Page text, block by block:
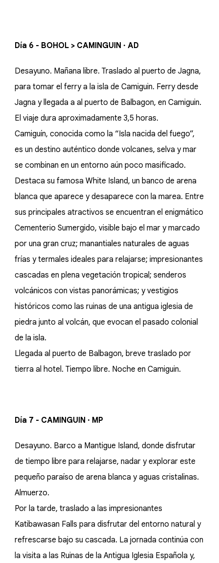
Día 6 - BOHOL > CAMINGUIN · AD
Desayuno. Mañana libre. Traslado al puerto de Jagna,
para tomar el ferry a la isla de Camiguin. Ferry desde
Jagna y llegada a al puerto de Balbagon, en Camiguin.
El viaje dura aproximadamente 3,5 horas.
Camiguín, conocida como la “Isla nacida del fuego”,
es un destino auténtico donde volcanes, selva y mar
se combinan en un entorno aún poco masificado.
Destaca su famosa White Island, un banco de arena
blanca que aparece y desaparece con la marea. Entre
sus principales atractivos se encuentran el enigmático
Cementerio Sumergido, visible bajo el mar y marcado
por una gran cruz; manantiales naturales de aguas
frías y termales ideales para relajarse; impresionantes
cascadas en plena vegetación tropical; senderos
volcánicos con vistas panorámicas; y vestigios
históricos como las ruinas de una antigua iglesia de
piedra junto al volcán, que evocan el pasado colonial
de la isla.
Llegada al puerto de Balbagon, breve traslado por
tierra al hotel. Tiempo libre. Noche en Camiguin.
Día 7 - CAMINGUIN · MP
Desayuno. Barco a Mantigue Island, donde disfrutar
de tiempo libre para relajarse, nadar y explorar este
pequeño paraíso de arena blanca y aguas cristalinas.
Almuerzo.
Por la tarde, traslado a las impresionantes
Katibawasan Falls para disfrutar del entorno natural y
refrescarse bajo su cascada. La jornada continúa con
la visita a las Ruinas de la Antigua Iglesia Española y,